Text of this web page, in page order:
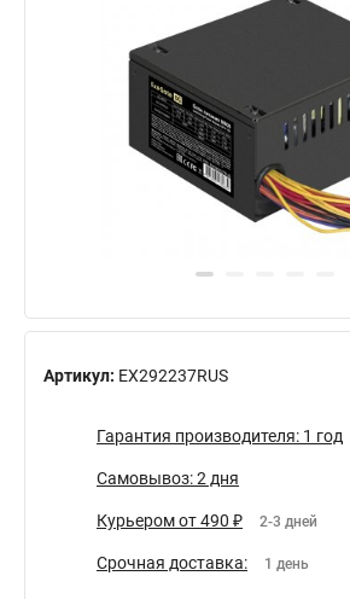
Артикул: EX292237RUS
Гарантия производителя: 1 год
Самовывоз: 2 дня
Курьером от 490 ₽ 2-3 дней
Срочная доставка: 1 день